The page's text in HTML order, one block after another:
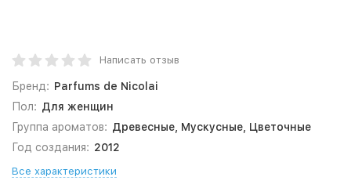
Написать отзыв
Бренд: Parfums de Nicolai
Пол: Для женщин
Группа ароматов: Древесные, Мускусные, Цветочные
Год создания: 2012
Все характеристики